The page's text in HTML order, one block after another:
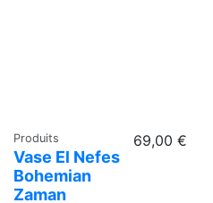
Produits
Vase El Nefes
Bohemian
Zaman
69,00 €